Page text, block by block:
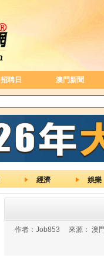
招聘日 澳門新聞
經濟 娛樂
作者： Job853 來源： 澳